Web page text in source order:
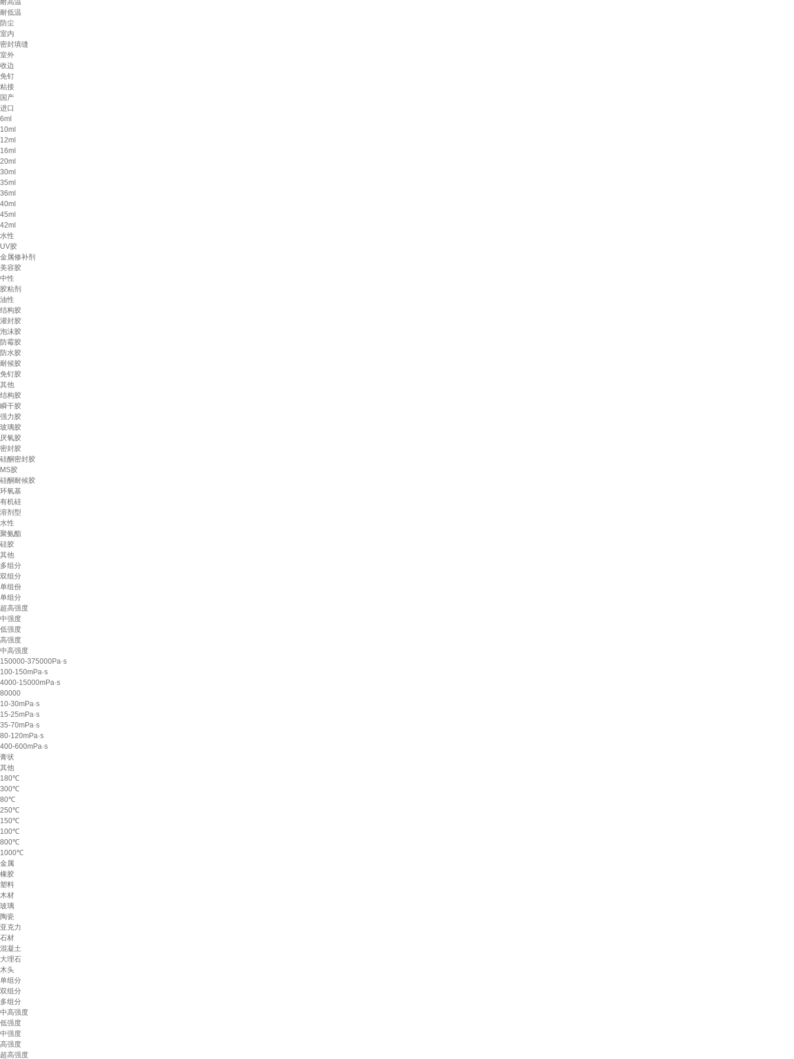
耐高温
耐低温
防尘
室内
密封填缝
室外
收边
免钉
粘接
国产
进口
6ml
10ml
12ml
16ml
20ml
30ml
35ml
36ml
40ml
45ml
42ml
水性
UV胶
金属修补剂
美容胶
中性
胶粘剂
油性
结构胶
灌封胶
泡沫胶
防霉胶
防水胶
耐候胶
免钉胶
其他
结构胶
瞬干胶
强力胶
玻璃胶
厌氧胶
密封胶
硅酮密封胶
MS胶
硅酮耐候胶
环氧基
有机硅
溶剂型
水性
聚氨酯
硅胶
其他
多组分
双组分
单组份
单组分
超高强度
中强度
低强度
高强度
中高强度
150000-375000Pa·s
100-150mPa·s
4000-15000mPa·s
80000
10-30mPa·s
15-25mPa·s
35-70mPa·s
80-120mPa·s
400-600mPa·s
膏状
其他
180℃
300℃
80℃
250℃
150℃
100℃
800℃
1000℃
金属
橡胶
塑料
木材
玻璃
陶瓷
亚克力
石材
混凝土
大理石
木头
单组分
双组分
多组分
中高强度
低强度
中强度
高强度
超高强度